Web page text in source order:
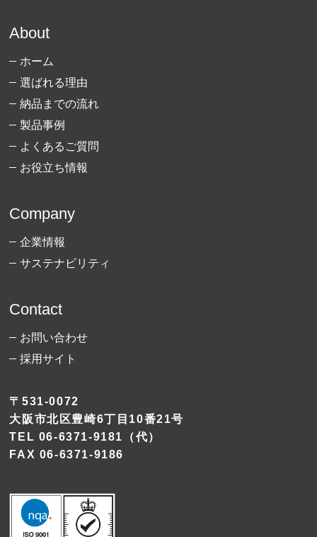
〒531-0072
大阪市北区豊崎6丁目10番21号
TEL 06-6371-9181
（代）
FAX 06-6371-9186
About
ホーム
選ばれる理由
納品までの流れ
製品事例
よくあるご質問
お役立ち情報
Company
企業情報
サステナビリティ
Contact
お問い合わせ
採用サイト